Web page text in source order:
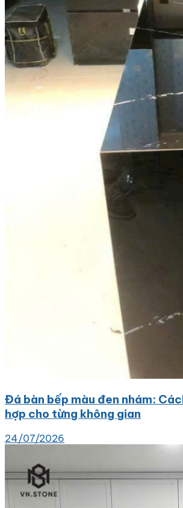
Đá bàn bếp màu đen nhám:
hợp cho từng không gian
24/07/2026